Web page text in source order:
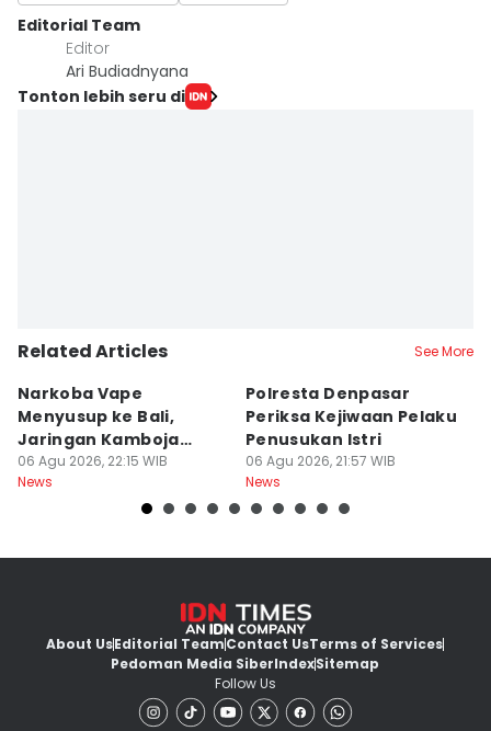
Editorial Team
Editor
Ari Budiadnyana
Tonton lebih seru di
Related Articles See More
Narkoba Vape
Menyusup ke Bali,
Jaringan Kamboja
Terbongkar
06 Agu 2026, 22:15 WIB
News
Polresta Denpasar
Periksa Kejiwaan Pelaku
Penusukan Istri
06 Agu 2026, 21:57 WIB
News
About UsEditorial TeamContact UsTerms of Services
Pedoman Media SiberIndexSitemap
Follow Us